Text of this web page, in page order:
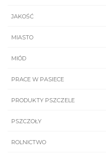
JAKOŚĆ
MIASTO
MIÓD
PRACE W PASIECE
PRODUKTY PSZCZELE
PSZCZOŁY
ROLNICTWO